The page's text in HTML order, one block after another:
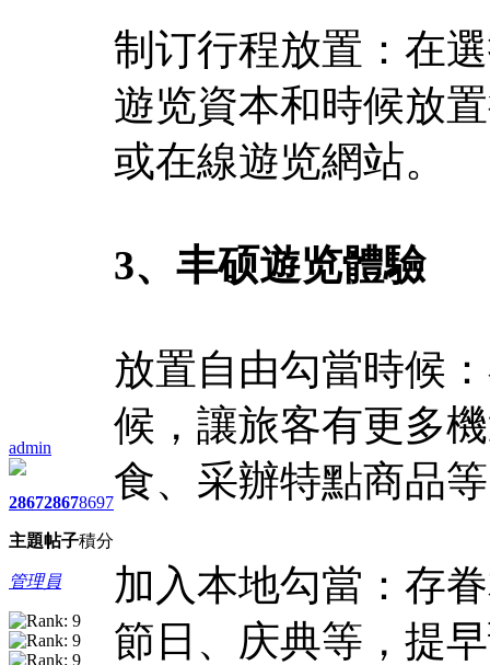
admin
2867
主題
2867
帖子
8697
積分
管理員
制订行程放置：在
遊览資本和時候放
或在線遊览網站。
3、丰硕遊览體驗
放置自由勾當時候
候，讓旅客有更多
食、采辦特點商品
加入本地勾當：存
節日、庆典等，提